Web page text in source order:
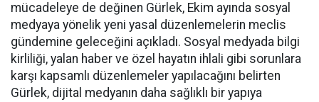
mücadeleye de değinen Gürlek, Ekim ayında sosyal
medyaya yönelik yeni yasal düzenlemelerin meclis
gündemine geleceğini açıkladı. Sosyal medyada bilgi
kirliliği, yalan haber ve özel hayatın ihlali gibi sorunlara
karşı kapsamlı düzenlemeler yapılacağını belirten
Gürlek, dijital medyanın daha sağlıklı bir yapıya